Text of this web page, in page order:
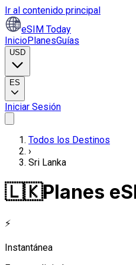
Ir al contenido principal
eSIM Today
InicioPlanesGuías
USD
ES
Iniciar Sesión
Todos los Destinos
›
Sri Lanka
🇱🇰Planes
⚡
Instantánea